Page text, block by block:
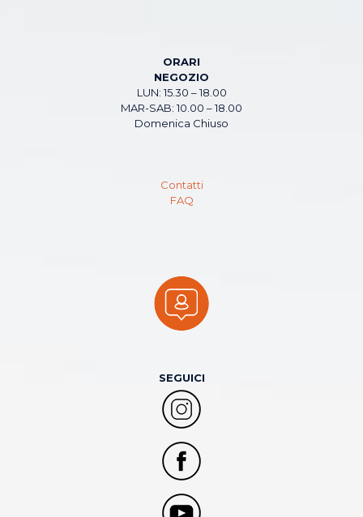
ORARI
NEGOZIO
LUN: 15.30 – 18.00
MAR-SAB: 10.00 – 18.00
Domenica Chiuso
Contatti
FAQ
SEGUICI